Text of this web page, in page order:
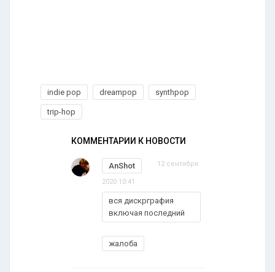
indie pop dreampop synthpop
trip-hop
КОММЕНТАРИИ К НОВОСТИ
AnShot 12 сентября
2020 10:41
вся дискрграфия
включая последний
жалоба